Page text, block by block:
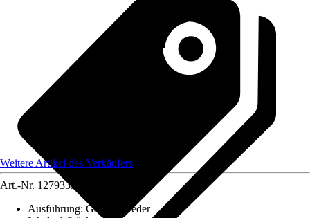
Weitere Artikel des Verkäufers
Art.-Nr. 12793332
Ausführung: Gasdruckfeder